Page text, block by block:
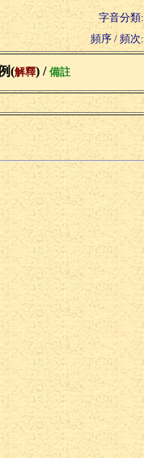
字音分類:
頻序 / 頻次:
(解釋) / 備註